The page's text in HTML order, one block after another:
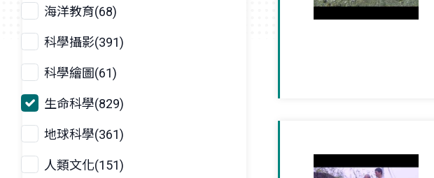
海洋教育(68)
科學攝影(391)
科學繪圖(61)
生命科學(829)
地球科學(361)
人類文化(151)